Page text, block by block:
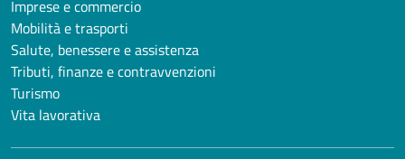
Imprese e commercio
Mobilità e trasporti
Salute, benessere e assistenza
Tributi, finanze e contravvenzioni
Turismo
Vita lavorativa